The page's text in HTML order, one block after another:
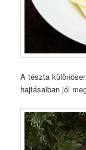
A tészta
hajtásaiban jól